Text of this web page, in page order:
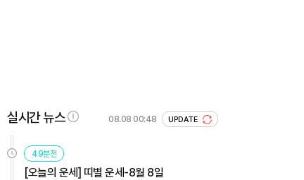
실시간 뉴스 08.08 00:48 UPDATE
49분전
[오늘의 운세] 띠별 운세-8월 8일